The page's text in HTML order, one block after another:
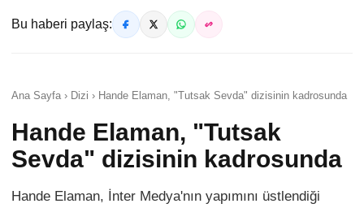
Bu haberi paylaş:
Ana Sayfa › Dizi › Hande Elaman, "Tutsak Sevda" dizisinin kadrosunda
Hande Elaman, "Tutsak
Sevda" dizisinin kadrosunda
Hande Elaman, İnter Medya'nın yapımını üstlendiği